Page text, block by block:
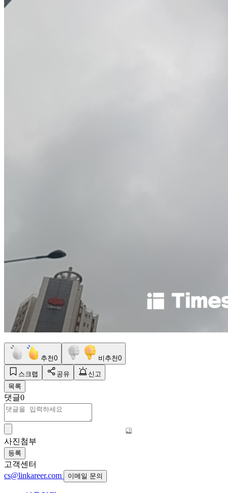
추천0 비추천0
스크랩 공유
신고
목록
댓글0
사진첨부
등록
고객센터
cs@linkareer.com
이메일 문의